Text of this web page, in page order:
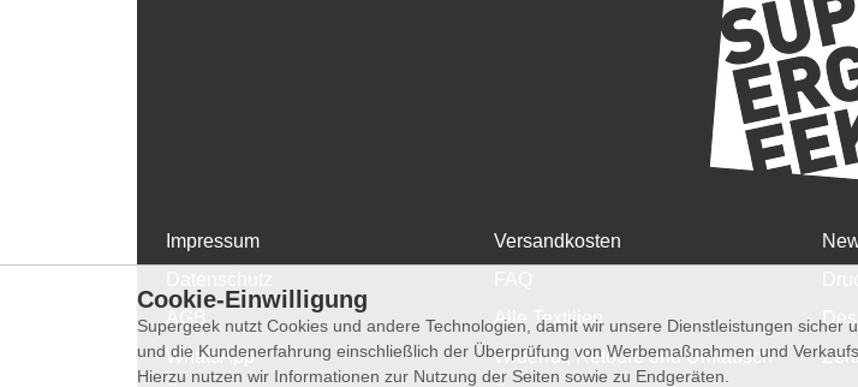
Impressum
WhatsApp
Versandkosten
Alle Textilien
Widerruf, Retoure und Umtausch
Cookie-Einwilligung
Supergeek nutzt Cookies und andere Technologien, damit wir unsere Dienstleistungen
und die Kundenerfahrung einschließlich der Überprüfung von Werbemaßnahmen und
Hierzu nutzen wir Informationen zur Nutzung der Seiten sowie zu Endgeräten.